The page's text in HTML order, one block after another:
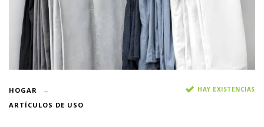
HOGAR
ARTÍCULOS DE USO
HAY EXISTENCIAS